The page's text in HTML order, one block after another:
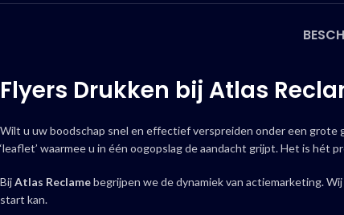
Flyers Drukken bij Atlas
Wilt u uw boodschap snel en effectief verspreiden onder een grote
‘leaflet’ waarmee u in één oogopslag de aandacht grijpt. Het is
BijAtlas Reclamebegrijpen we de dynamiek van actiemarketing.
start kan.